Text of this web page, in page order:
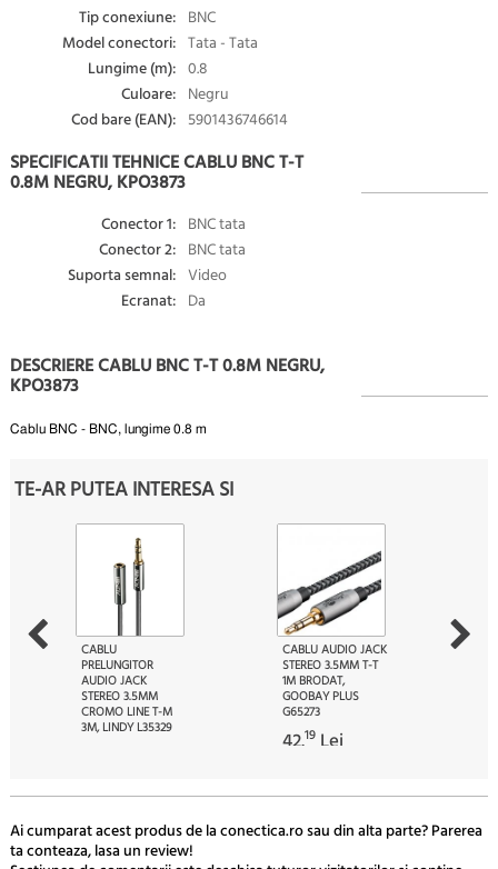
Tip conexiune: BNC
Model conectori: Tata - Tata
Lungime (m): 0.8
Culoare: Negru
Cod bare (EAN): 5901436746614
SPECIFICATII TEHNICE CABLU BNC T-T
0.8M NEGRU, KPO3873
Conector 1: BNC tata
Conector 2: BNC tata
Suporta semnal: Video
Ecranat: Da
DESCRIERE CABLU BNC T-T 0.8M NEGRU,
KPO3873
Cablu BNC - BNC, lungime 0.8 m
TE-AR PUTEA INTERESA SI
CABLU
PRELUNGITOR
AUDIO JACK
STEREO 3.5MM
CROMO LINE T-M
3M, LINDY L35329
CABLU AUDIO JACK
STEREO 3.5MM T-T
1M BRODAT,
GOOBAY PLUS
G65273
42.19 Lei
Ai cumparat acest produs de la conectica.ro sau din alta parte? Parerea
ta conteaza, lasa un review!